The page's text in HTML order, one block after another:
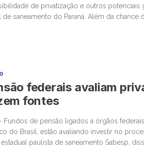
de privatização e outros potenciais
de saneamento do Paraná. Além da chance
federais avaliam
fontes
de pensão ligados a órgãos
do Brasil, estão avaliando investir no
paulista de saneamento Sabesp,